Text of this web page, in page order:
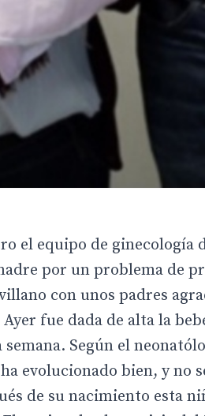
el equipo de ginecología
por un problema de
con unos padres
fue dada de alta la
Según el
evolucionado bien, y no
de su nacimiento esta